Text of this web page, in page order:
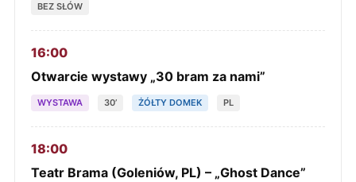
BEZ SŁÓW
16:00
Otwarcie wystawy „30 bram za nami”
WYSTAWA 30’ ŻÓŁTY DOMEK PL
18:00
Teatr Brama (Goleniów, PL) – „Ghost Dance”